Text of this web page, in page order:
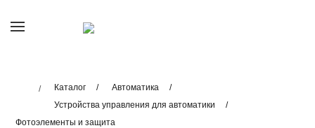
Каталог
Автоматика
Устройства управления для автоматики
Фотоэлементы и защита